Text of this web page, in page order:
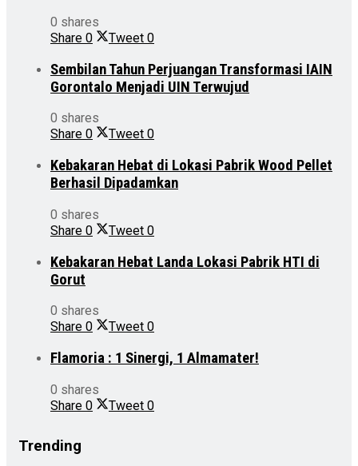
0 shares
Share 0 Tweet 0
Sembilan Tahun Perjuangan Transformasi IAIN
Gorontalo Menjadi UIN Terwujud
0 shares
Share 0 Tweet 0
Kebakaran Hebat di Lokasi Pabrik Wood Pellet
Berhasil Dipadamkan
0 shares
Share 0 Tweet 0
Kebakaran Hebat Landa Lokasi Pabrik HTI di
Gorut
0 shares
Share 0 Tweet 0
Flamoria : 1 Sinergi, 1 Almamater!
0 shares
Share 0 Tweet 0
Trending